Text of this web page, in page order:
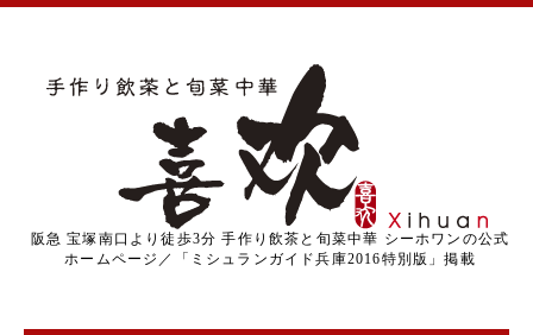
阪急 宝塚南口より徒歩3分 手作り飲茶と旬菜中華 シーホワンの公式
ホームページ／「ミシュランガイド兵庫2016特別版」掲載